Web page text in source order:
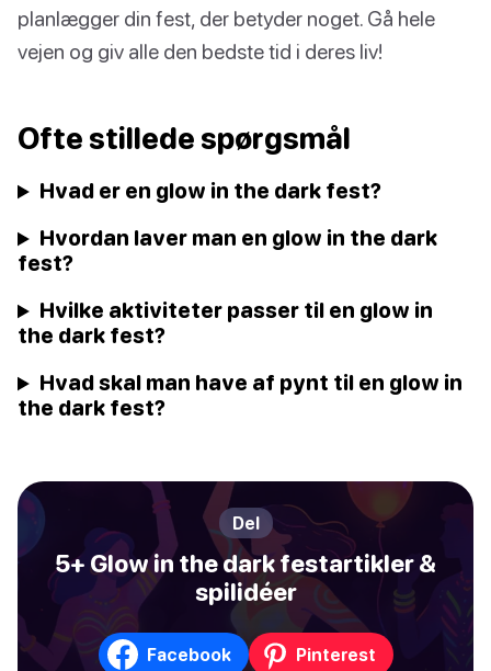
planlægger din fest, der betyder noget. Gå hele
vejen og giv alle den bedste tid i deres liv!
Ofte stillede spørgsmål
Hvad er en glow in the dark fest?
Hvordan laver man en glow in the dark
fest?
Hvilke aktiviteter passer til en glow in
the dark fest?
Hvad skal man have af pynt til en glow in
the dark fest?
Del
5+ Glow in the dark festartikler &
spilidéer
Facebook Pinterest